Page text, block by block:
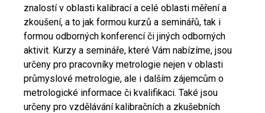
znalostí v oblasti kalibrací a celé oblasti měření a
zkoušení, a to jak formou kurzů a seminářů, tak i
formou odborných konferencí či jiných odborných
aktivit. Kurzy a semináře, které Vám nabízíme, jsou
určeny pro pracovníky metrologie nejen v oblasti
průmyslové metrologie, ale i dalším zájemcům o
metrologické informace či kvalifikaci. Také jsou
určeny pro vzdělávání kalibračních a zkušebních